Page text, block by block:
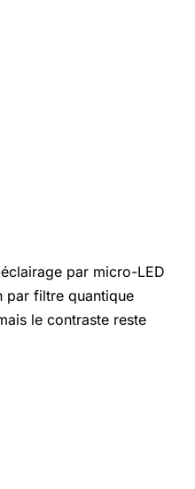
par micro-LED
par filtre quantique
le contraste reste